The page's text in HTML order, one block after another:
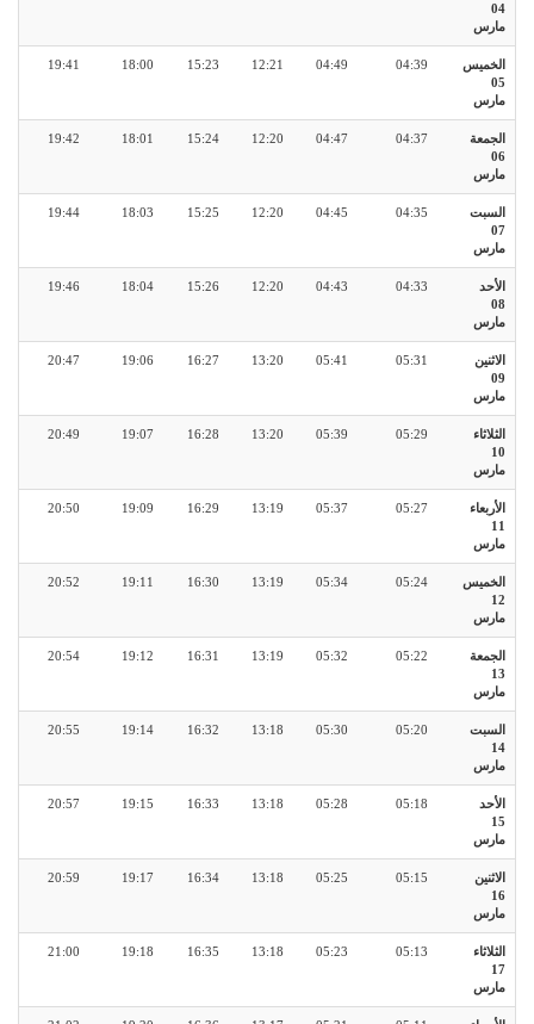
04
مارس
الخميس
05
مارس
04:39
04:49
12:21
15:23
18:00
19:41
الجمعة
06
مارس
04:37
04:47
12:20
15:24
18:01
19:42
السبت
07
مارس
04:35
04:45
12:20
15:25
18:03
19:44
الأحد
08
مارس
04:33
04:43
12:20
15:26
18:04
19:46
الاثنين
09
مارس
05:31
05:41
13:20
16:27
19:06
20:47
الثلاثاء
10
مارس
05:29
05:39
13:20
16:28
19:07
20:49
الأربعاء
11
مارس
05:27
05:37
13:19
16:29
19:09
20:50
الخميس
12
مارس
05:24
05:34
13:19
16:30
19:11
20:52
الجمعة
13
مارس
05:22
05:32
13:19
16:31
19:12
20:54
السبت
14
مارس
05:20
05:30
13:18
16:32
19:14
20:55
الأحد
15
مارس
05:18
05:28
13:18
16:33
19:15
20:57
الاثنين
16
مارس
05:15
05:25
13:18
16:34
19:17
20:59
الثلاثاء
17
مارس
05:13
05:23
13:18
16:35
19:18
21:00